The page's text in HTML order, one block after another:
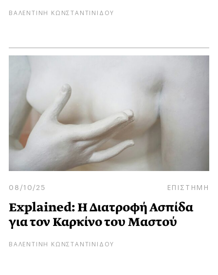
ΒΑΛΕΝΤΙΝΗ ΚΩΝΣΤΑΝΤΙΝΙΔΟΥ
08/10/25 ΕΠΙΣΤΗΜΗ
Explained: Η Διατροφή Ασπίδα
για τον Καρκίνο του Μαστού
ΒΑΛΕΝΤΙΝΗ ΚΩΝΣΤΑΝΤΙΝΙΔΟΥ